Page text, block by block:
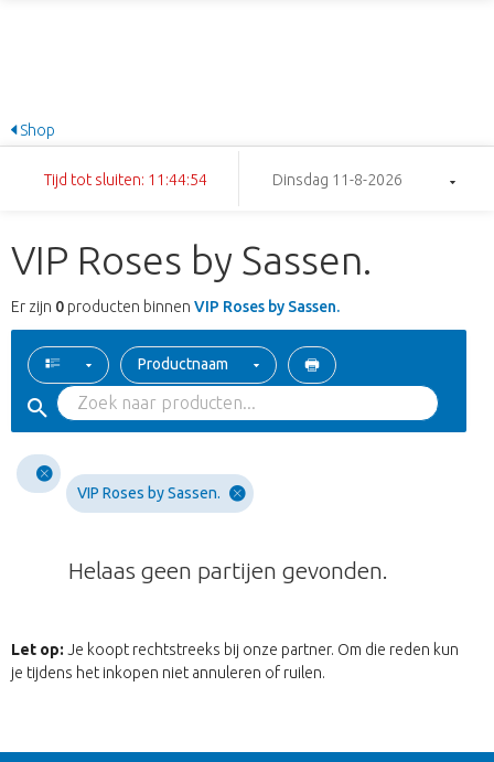
Shop
Tijd tot sluiten: 11:44:54 Dinsdag 11-8-2026
VIP Roses by Sassen.
Er zijn 0 producten binnen VIP Roses by Sassen.
Productnaam
VIP Roses by Sassen.
Helaas geen partijen gevonden.
Let op: Je koopt rechtstreeks bij onze partner. Om die reden kun
je tijdens het inkopen niet annuleren of ruilen.
Terug